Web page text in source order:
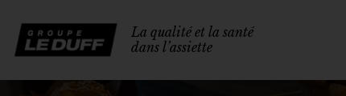
La qualité et la santé
dans l’assiette